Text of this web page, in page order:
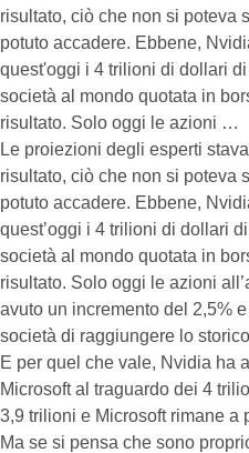
risultato, ciò che non si poteva
potuto accadere. Ebbene,
quest'oggi i 4 trilioni di dollari
società al mondo quotata in
risultato. Solo oggi le azioni …
Le proiezioni degli esperti
risultato, ciò che non si poteva
potuto accadere. Ebbene,
quest’oggi i 4 trilioni di dollari
società al mondo quotata in
risultato. Solo oggi le azioni
avuto un incremento del 2,5%
società di raggiungere lo
E per quel che vale, Nvidia ha
Microsoft al traguardo dei 4
3,9 trilioni e Microsoft rimane a
Ma se si pensa che sono